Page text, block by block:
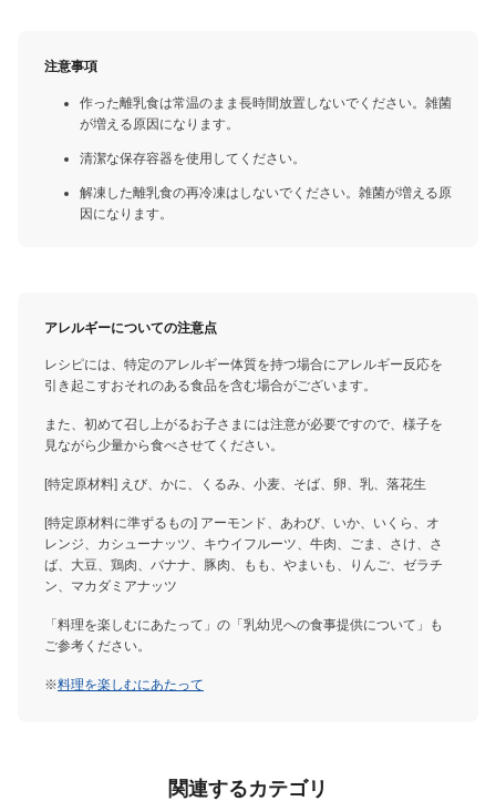
注意事項
作った離乳食は常温のまま長時間放置しないでください。雑菌
が増える原因になります。
清潔な保存容器を使用してください。
解凍した離乳食の再冷凍はしないでください。雑菌が増える原
因になります。
アレルギーについての注意点
レシピには、特定のアレルギー体質を持つ場合にアレルギー反応を
引き起こすおそれのある食品を含む場合がございます。
また、初めて召し上がるお子さまには注意が必要ですので、様子を
見ながら少量から食べさせてください。
[特定原材料] えび、かに、くるみ、小麦、そば、卵、乳、落花生
[特定原材料に準ずるもの] アーモンド、あわび、いか、いくら、オ
レンジ、カシューナッツ、キウイフルーツ、牛肉、ごま、さけ、さ
ば、大豆、鶏肉、バナナ、豚肉、もも、やまいも、りんご、ゼラチ
ン、マカダミアナッツ
「料理を楽しむにあたって」の「乳幼児への食事提供について」も
ご参考ください。
※料理を楽しむにあたって
関連するカテゴリ